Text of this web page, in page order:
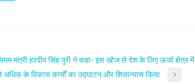
मंत्री हरदीप सिंह पुरी ने कहा- इस खोज से देश के लिए ऊर्जा
के विकास कार्यों का उद्घाटन और शिलान्यास किया